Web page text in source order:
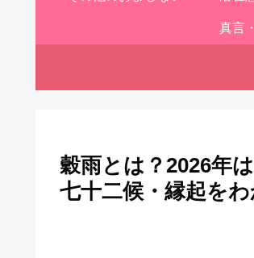
真言
穀雨とは？2026年
七十二候・縁起を